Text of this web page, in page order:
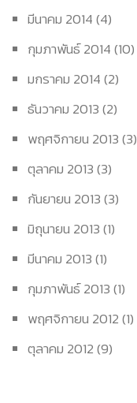
มีนาคม 2014(4)
กุมภาพันธ์ 2014(10)
มกราคม 2014(2)
ธันวาคม 2013(2)
พฤศจิกายน 2013(3)
ตุลาคม 2013(3)
กันยายน 2013(3)
มิถุนายน 2013(1)
มีนาคม 2013(1)
กุมภาพันธ์ 2013(1)
พฤศจิกายน 2012(1)
ตุลาคม 2012(9)